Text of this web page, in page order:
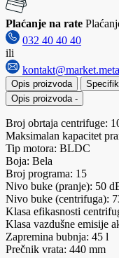
Plaćanje na rate
032 40 40 40
ili
Opis proizvoda
Opis proizvoda -
Broj obrtaja centrifuge:
Maksimalan kapacitet
Tip motora: BLDC
Boja: Bela
Broj programa: 15
Nivo buke (pranje): 50
Nivo buke (centrifuga):
Klasa efikasnosti
Klasa vazdušne emisije
Zapremina bubnja: 45 l
Prečnik vrata: 440 mm